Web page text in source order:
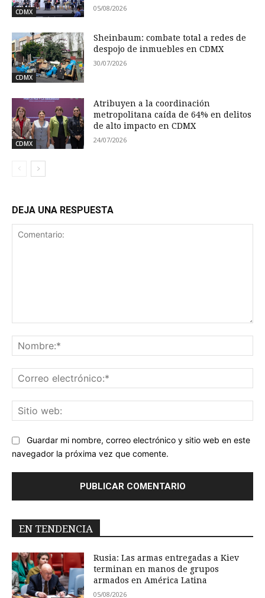
CDMX 05/08/2026
CDMX
Sheinbaum: combate total a redes de
despojo de inmuebles en CDMX
30/07/2026
CDMX
Atribuyen a la coordinación
metropolitana caída de 64% en delitos
de alto impacto en CDMX
24/07/2026
DEJA UNA RESPUESTA
Guardar mi nombre, correo electrónico y sitio web en este
navegador la próxima vez que comente.
EN TENDENCIA
Rusia: Las armas entregadas a Kiev
terminan en manos de grupos
armados en América Latina
05/08/2026